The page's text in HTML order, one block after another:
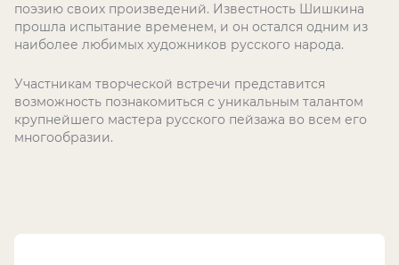
поэзию своих произведений. Известность Шишкина
прошла испытание временем, и он остался одним из
наиболее любимых художников русского народа.
Участникам творческой встречи представится
возможность познакомиться с уникальным талантом
крупнейшего мастера русского пейзажа во всем его
многообразии.